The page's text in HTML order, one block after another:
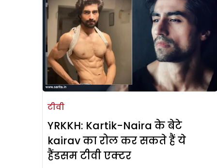
टीवी
YRKKH: Kartik-Naira के बेटे
kairav का रोल कर सकते हैं ये
हैंडसम टीवी एक्टर